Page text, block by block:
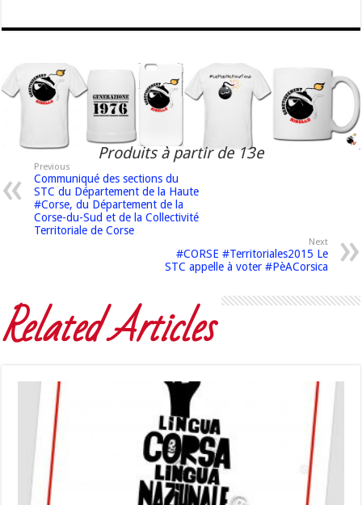
Produits à partir de 13e
Previous
Communiqué des sections du
STC du Département de la Haute
#Corse, du Département de la
Corse-du-Sud et de la Collectivité
Territoriale de Corse
Next
#CORSE #Territoriales2015 Le
STC appelle à voter #PèACorsica
Related Articles